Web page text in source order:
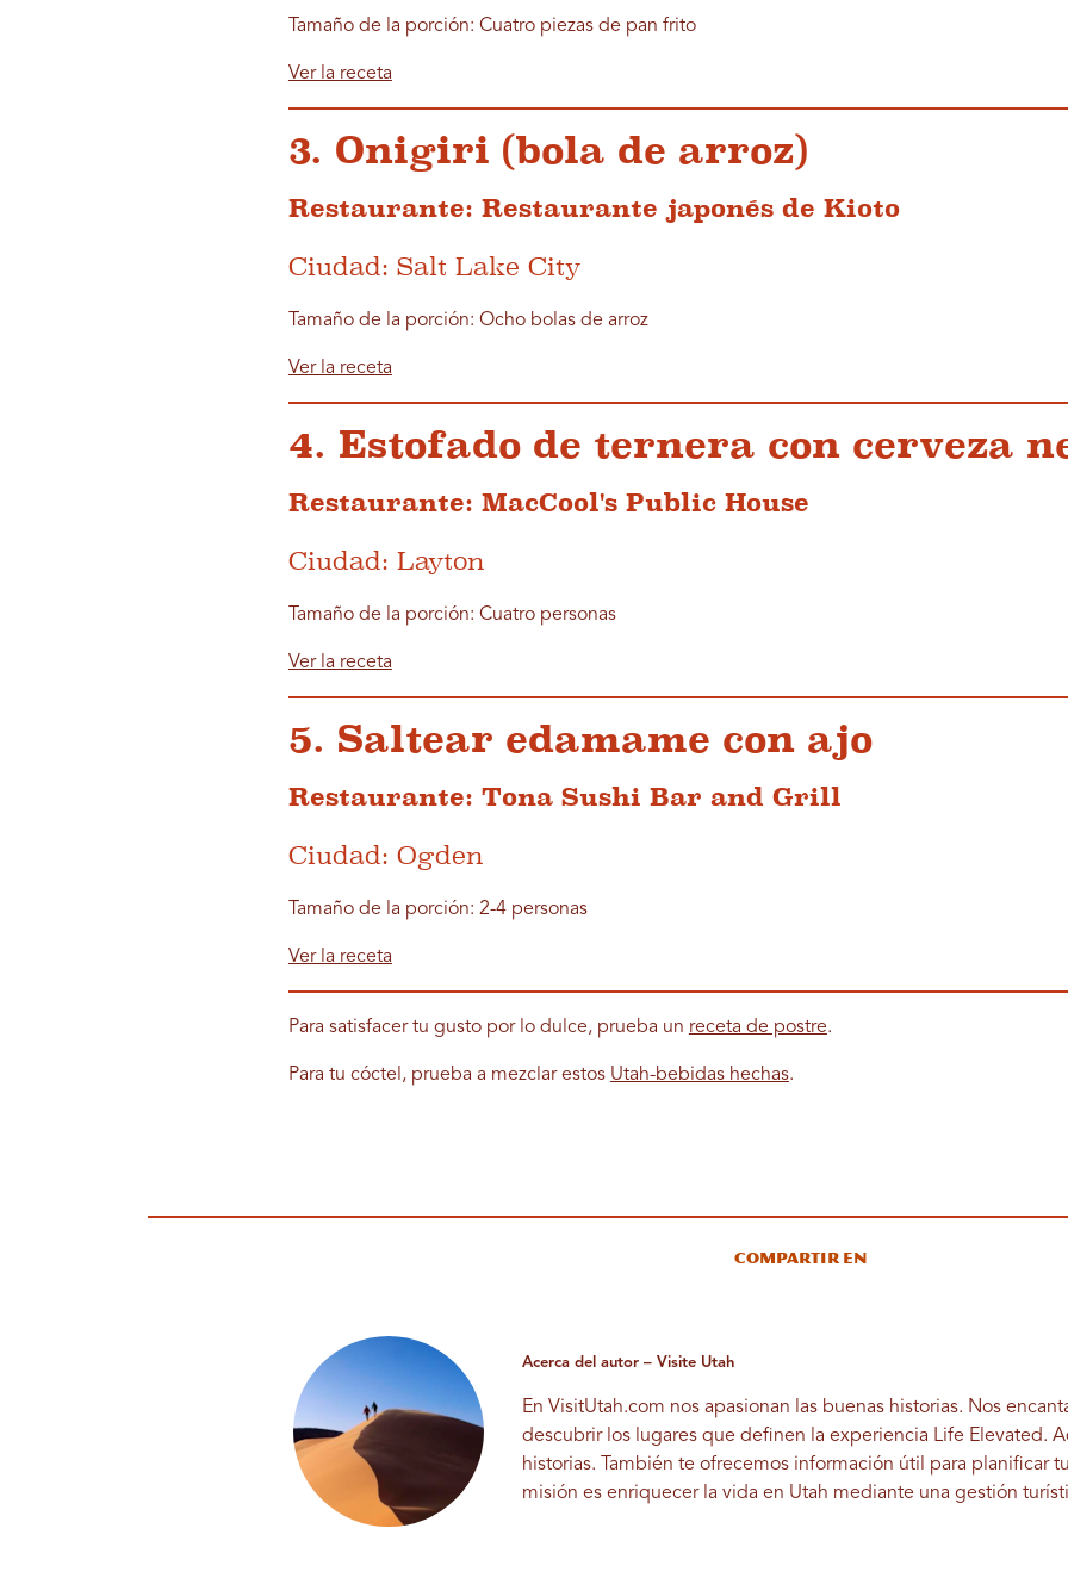
Tamaño de la porción: Cuatro piezas de pan frito
Ver la receta
3. Onigiri (bola de arroz)
Restaurante: Restaurante japonés de Kioto
Ciudad: Salt Lake City
Tamaño de la porción: Ocho bolas de arroz
Ver la receta
4. Estofado de ternera con cerveza
Restaurante: MacCool's Public House
Ciudad: Layton
Tamaño de la porción: Cuatro personas
Ver la receta
5. Saltear edamame con ajo
Restaurante: Tona Sushi Bar and Grill
Ciudad: Ogden
Tamaño de la porción: 2-4 personas
Ver la receta
Para satisfacer tu gusto por lo dulce, prueba un receta de postre.
Para tu cóctel, prueba a mezclar estos Utah-bebidas hechas.
Compartir en
Acerca del autor – Visite Utah
En VisitUtah.com nos apasionan las buenas historias. Nos
descubrir los lugares que definen la experiencia Life Elevated.
historias. También te ofrecemos información útil para planificar
misión es enriquecer la vida en Utah mediante una gestión